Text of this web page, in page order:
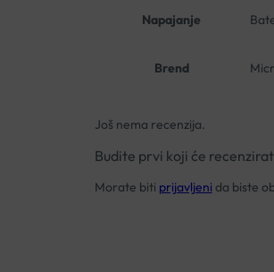
Napajanje
Brend
Još nema recenzija.
Budite prvi koji će
Morate biti prijavljeni da biste